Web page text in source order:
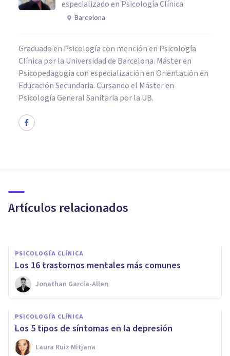
especializado en Psicología Clínica
Barcelona
Graduado en Psicología con mención en Psicología
Clínica por la Universidad de Barcelona. Máster en
Psicopedagogía con especialización en Orientación en
Educación Secundaria. Cursando el Máster en
Psicología General Sanitaria por la UB.
Artículos relacionados
depresión de Gotlib
PSICOLOGÍA CLÍNICA
Los 16 trastornos mentales más comunes
Jonathan García-Allen
PSICOLOGÍA CLÍNICA
Los 5 tipos de síntomas en la depresión
Laura Ruiz Mitjana
PSICOLOGÍA CLÍNICA
Terrores nocturnos en adultos:
síntomas, causas y tratamiento
Nahum Montagud Rubio